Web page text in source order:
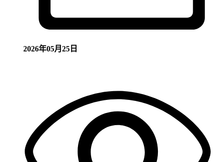
2026年05月25日